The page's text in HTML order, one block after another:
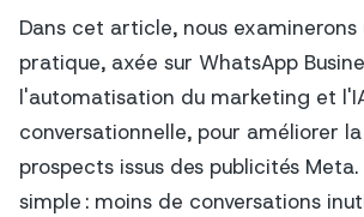
Dans cet article, nous examinerons
pratique, axée sur WhatsApp
l'automatisation du marketing et
conversationnelle, pour améliorer
prospects issus des publicités
simple : moins de conversations